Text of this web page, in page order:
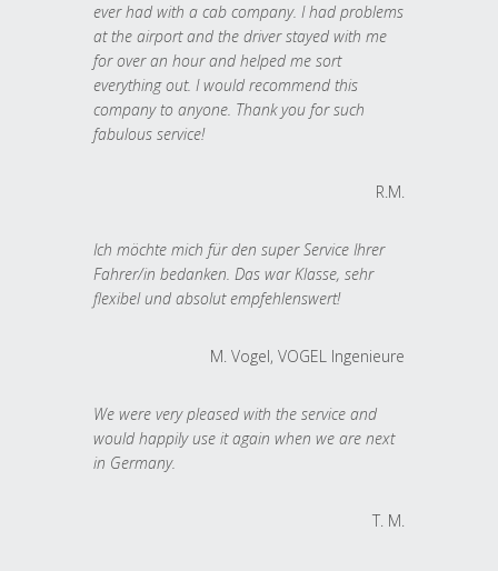
ever had with a cab company. I had problems
at the airport and the driver stayed with me
for over an hour and helped me sort
everything out. I would recommend this
company to anyone. Thank you for such
fabulous service!
R.M.
Ich möchte mich für den super Service Ihrer
Fahrer/in bedanken. Das war Klasse, sehr
flexibel und absolut empfehlenswert!
M. Vogel, VOGEL Ingenieure
We were very pleased with the service and
would happily use it again when we are next
in Germany.
T. M.